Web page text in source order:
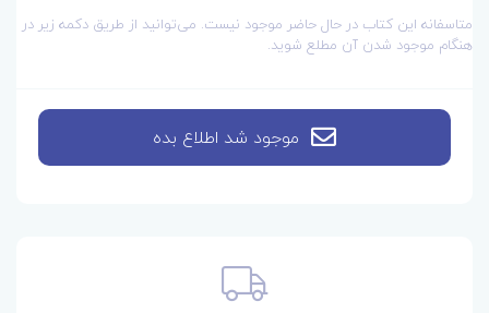
متاسفانه این کتاب در حال حاضر موجود نیست. می‌توانید از طریق دکمه زیر در
هنگام موجود شدن آن مطلع شوید.
موجود شد اطلاع بده